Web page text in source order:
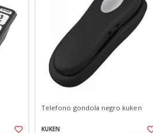
Telefono gondola negro kuken
KUKEN